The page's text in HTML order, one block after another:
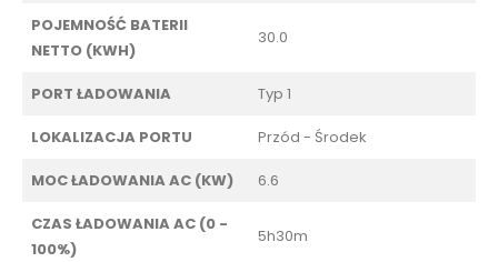
POJEMNOŚĆ BATERII
NETTO (KWH)
30.0
PORT ŁADOWANIA Typ 1
LOKALIZACJA PORTU Przód - Środek
MOC ŁADOWANIA AC (KW) 6.6
CZAS ŁADOWANIA AC (0 -
100%)
5h30m